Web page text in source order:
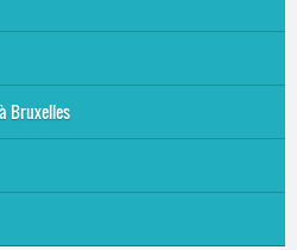
Bruxelles
Lire et Écrire Bruxelles